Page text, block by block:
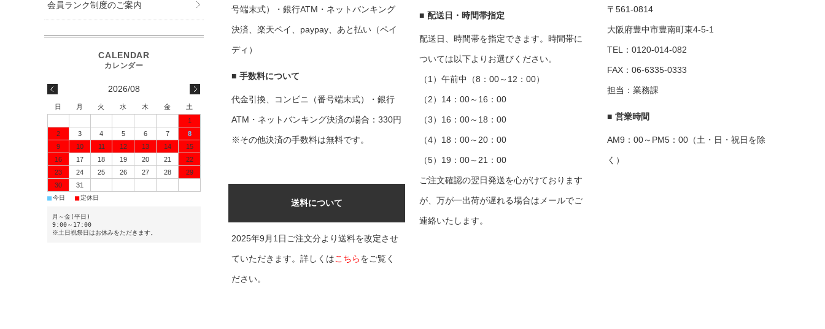
号端末式）・銀行ATM・ネットバンキング
決済、楽天ペイ、paypay、あと払い（ペイ
ディ）
■ 手数料について
代金引換、コンビニ（番号端末式）・銀行
ATM・ネットバンキング決済の場合：330円
※その他決済の手数料は無料です。
■ 配送日・時間帯指定
配送日、時間帯を指定できます。時間帯に
ついては以下よりお選びください。
（1）午前中（8：00～12：00）
（2）14：00～16：00
（3）16：00～18：00
（4）18：00～20：00
（5）19：00～21：00
ご注文確認の翌日発送を心がけております
が、万が一出荷が遅れる場合はメールでご
連絡いたします。
〒561-0814
大阪府豊中市豊南町東4-5-1
TEL：0120-014-082
FAX：06-6335-0333
担当：業務課
■ 営業時間
AM9：00～PM5：00（土・日・祝日を除
く）
送料について
2025年9月1日ご注文分より送料を改定させ
ていただきます。詳しくはこちらをご覧く
ださい。
会員ランク制度のご案内
2026/08
日 月 火 水 木 金
土
1
2
3 4 5 6 7
8
9
10 11 12 13 14
15
16
17 18 19 20 21
22
23
24 25 26 27 28
29
30
31
■今日 ■定休日
月～金(平日)
9:00～17:00
※土日祝祭日はお休みをただきます。